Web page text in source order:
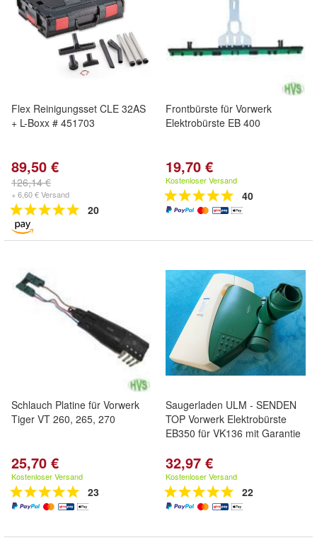
Flex Reinigungsset CLE 32AS
+ L-Boxx # 451703
89,50 €
126,14 €
+ 6,60 € Versand
20
Frontbürste für Vorwerk
Elektrobürste EB 400
19,70 €
Kostenloser Versand
40
Schlauch Platine für Vorwerk
Tiger VT 260, 265, 270
25,70 €
Kostenloser Versand
23
Saugerladen ULM - SENDEN
TOP Vorwerk Elektrobürste
EB350 für VK136 mit Garantie
32,97 €
Kostenloser Versand
22